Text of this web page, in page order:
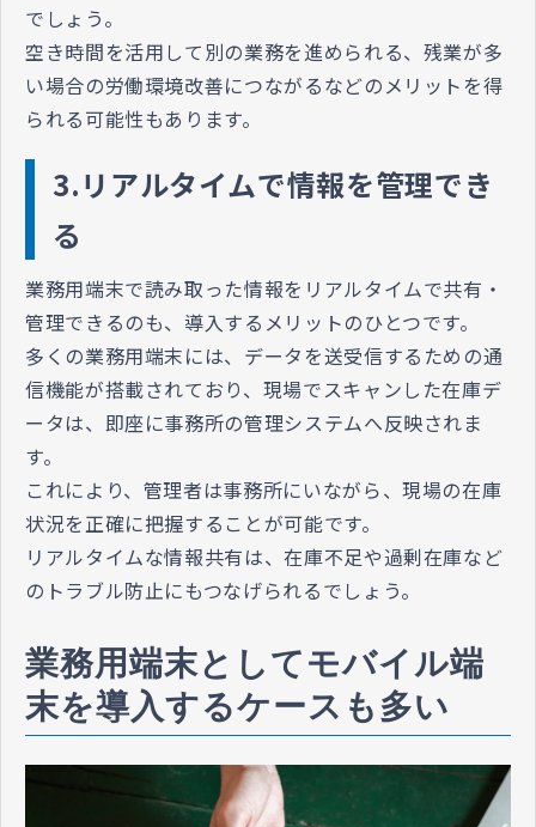
でしょう。
空き時間を活用して別の業務を進められる、残業が多
い場合の労働環境改善につながるなどのメリットを得
られる可能性もあります。
3.リアルタイムで情報を管理でき
る
業務用端末で読み取った情報をリアルタイムで共有・
管理できるのも、導入するメリットのひとつです。
多くの業務用端末には、データを送受信するための通
信機能が搭載されており、現場でスキャンした在庫デ
ータは、即座に事務所の管理システムへ反映されま
す。
これにより、管理者は事務所にいながら、現場の在庫
状況を正確に把握することが可能です。
リアルタイムな情報共有は、在庫不足や過剰在庫など
のトラブル防止にもつなげられるでしょう。
業務用端末としてモバイル端
末を導入するケースも多い